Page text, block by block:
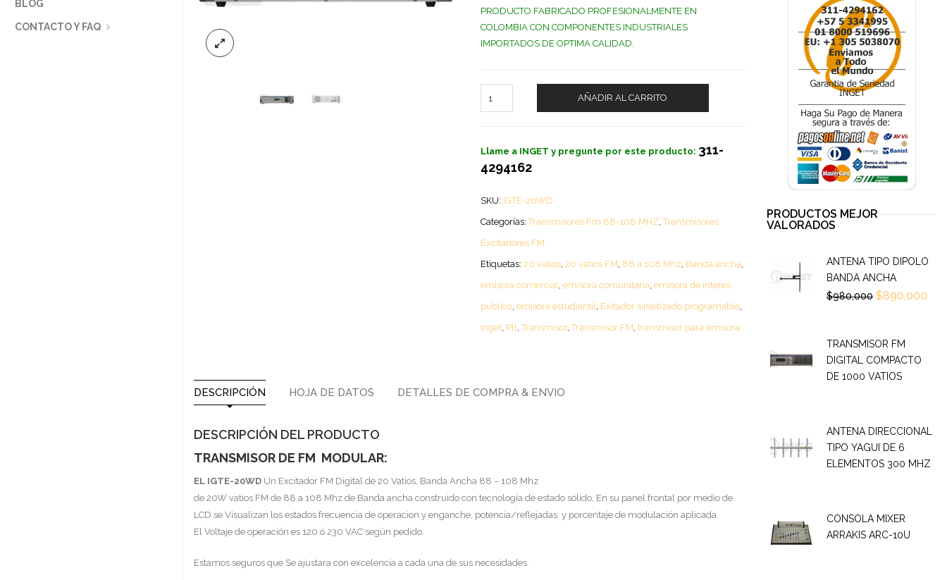
BLOG
CONTACTO Y FAQ
PRODUCTO FABRICADO PROFESIONALMENTE EN
COLOMBIA CON COMPONENTES INDUSTRIALES
IMPORTADOS DE OPTIMA CALIDAD.
AÑADIR AL CARRITO
Llame a INGET y pregunte por este producto: 311-
4294162
SKU: IGTE-20WD
Categorías:Transmisores Fm 88-108 MHZ,Transmisores
Excitadores FM
Etiquetas: 20 vatios, 20 vatios FM, 88 a 108 Mhz, Banda ancha,
emisora comercial, emisora comunitaria, emisora de interes
publico, emisora estudiantil, Exitador sintetizado programable,
Inget, Pll,Transmisor,Transmisor FM, transmisor para emisora
DESCRIPCIÓN HOJA DE DATOS DETALLES DE COMPRA & ENVIO
DESCRIPCIÓN DEL PRODUCTO
TRANSMISOR DE FM MODULAR:
EL IGTE-20WD Un Excitador FM Digital de 20 Vatios, Banda Ancha 88 – 108 Mhz
de 20W vatios FM de 88 a 108 Mhz de Banda ancha construido con tecnología de estado sólido, En su panel frontal por medio de
LCD se Visualizan los estados frecuencia de operacion y enganche, potencia/reflejadas y porcentaje de modulación aplicada.
El Voltaje de operación es 120 ó 230 VAC según pedido.
Estamos seguros que Se ajustara con excelencia a cada una de sus necesidades.
PRODUCTOS MEJOR
VALORADOS
ANTENA TIPO DIPOLO
BANDA ANCHA
$980,000 $890,000
TRANSMISOR FM
DIGITAL COMPACTO
DE 1000 VATIOS
ANTENA DIRECCIONAL
TIPO YAGUI DE 6
ELEMENTOS 300 MHZ
CONSOLA MIXER
ARRAKIS ARC-10U